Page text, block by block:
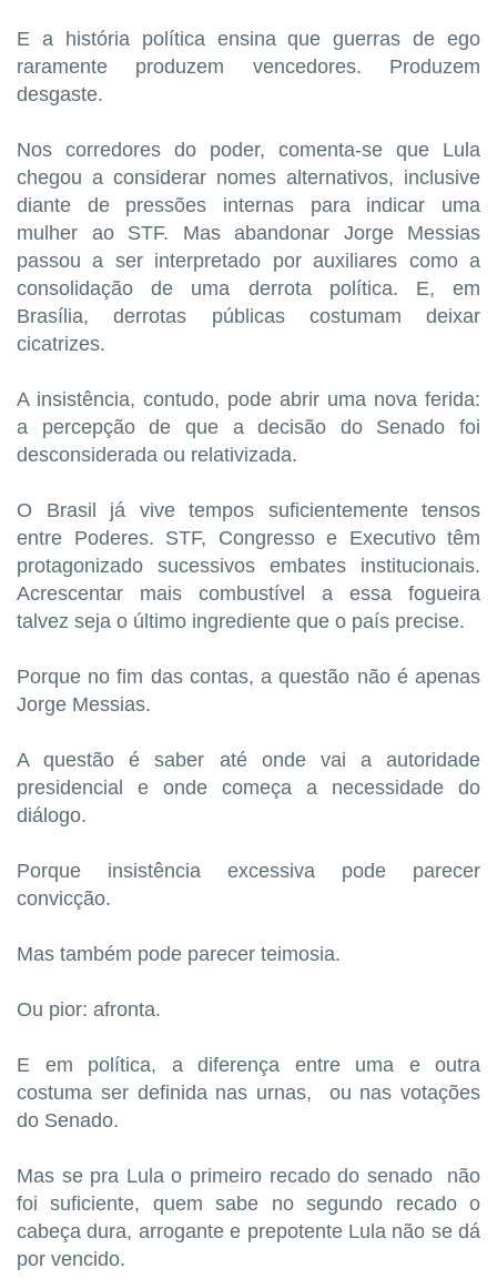
E a história política ensina que guerras de ego
raramente produzem vencedores. Produzem
desgaste.
Nos corredores do poder, comenta-se que Lula
chegou a considerar nomes alternativos, inclusive
diante de pressões internas para indicar uma
mulher ao STF. Mas abandonar Jorge Messias
passou a ser interpretado por auxiliares como a
consolidação de uma derrota política. E, em
Brasília, derrotas públicas costumam deixar
cicatrizes.
A insistência, contudo, pode abrir uma nova ferida:
a percepção de que a decisão do Senado foi
desconsiderada ou relativizada.
O Brasil já vive tempos suficientemente tensos
entre Poderes. STF, Congresso e Executivo têm
protagonizado sucessivos embates institucionais.
Acrescentar mais combustível a essa fogueira
talvez seja o último ingrediente que o país precise.
Porque no fim das contas, a questão não é apenas
Jorge Messias.
A questão é saber até onde vai a autoridade
presidencial e onde começa a necessidade do
diálogo.
Porque insistência excessiva pode parecer
convicção.
Mas também pode parecer teimosia.
Ou pior: afronta.
E em política, a diferença entre uma e outra
costuma ser definida nas urnas, ou nas votações
do Senado.
Mas se pra Lula o primeiro recado do senado não
foi suficiente, quem sabe no segundo recado o
cabeça dura, arrogante e prepotente Lula não se dá
por vencido.